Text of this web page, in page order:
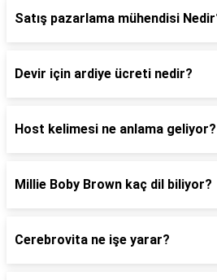
Satış pazarlama mühendisi
Devir için ardiye ücreti nedir?
Host kelimesi ne anlama geliyor?
Millie Boby Brown kaç dil biliyor?
Cerebrovita ne işe yarar?